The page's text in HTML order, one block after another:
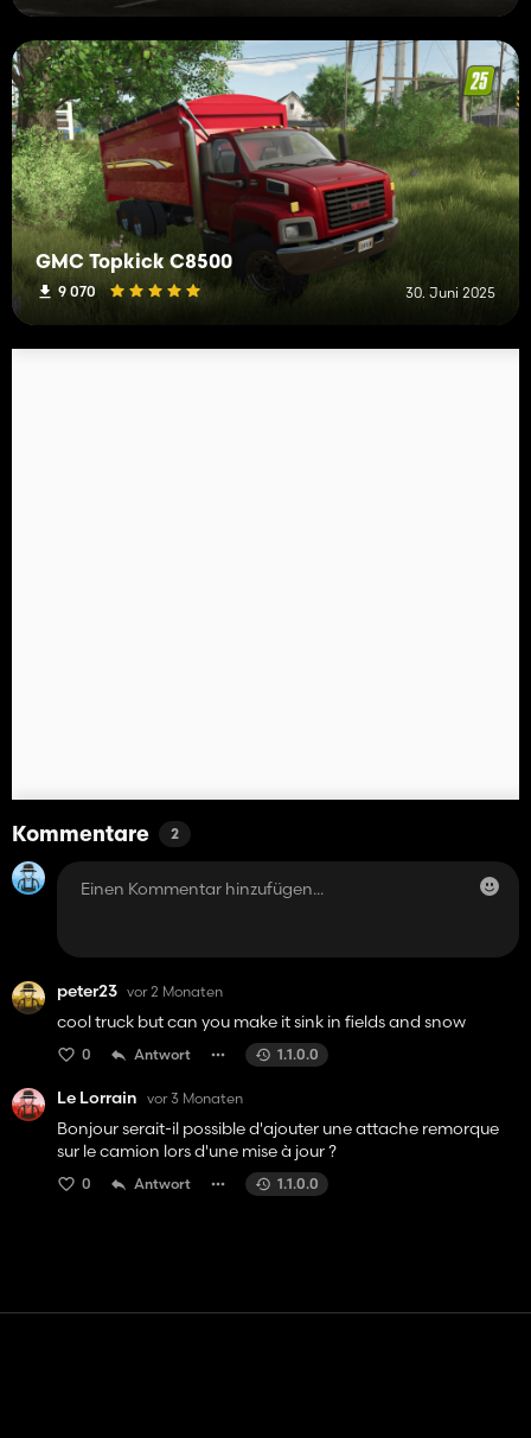
GMC Topkick C8500
9 070 30. Juni 2025
Kommentare 2
peter23 vor 2 Monaten
cool truck but can you make it sink in fields and snow
0 Antwort 1.1.0.0
Le Lorrain vor 3 Monaten
Bonjour serait-il possible d'ajouter une attache remorque
sur le camion lors d'une mise à jour ?
0 Antwort 1.1.0.0